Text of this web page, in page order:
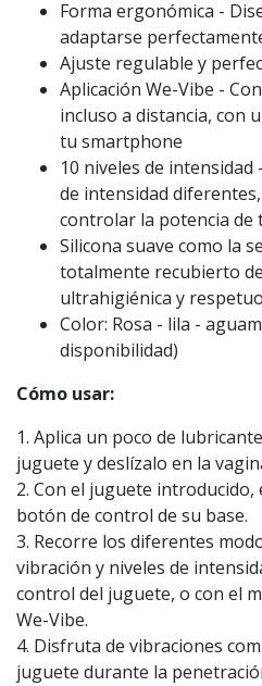
Forma ergonómica -
adaptarse
Ajuste regulable y
Aplicación We-Vibe -
incluso a distancia, con
tu smartphone
10 niveles de intensidad
de intensidad
controlar la potencia de
Silicona suave como la
totalmente recubierto
ultrahigiénica y
Color: Rosa - lila -
disponibilidad)
Cómo usar:
1. Aplica un poco de
juguete y deslízalo en la
2. Con el juguete
botón de control de su base.
3. Recorre los diferentes
vibración y niveles de
control del juguete, o con el
We-Vibe.
4. Disfruta de vibraciones
juguete durante la